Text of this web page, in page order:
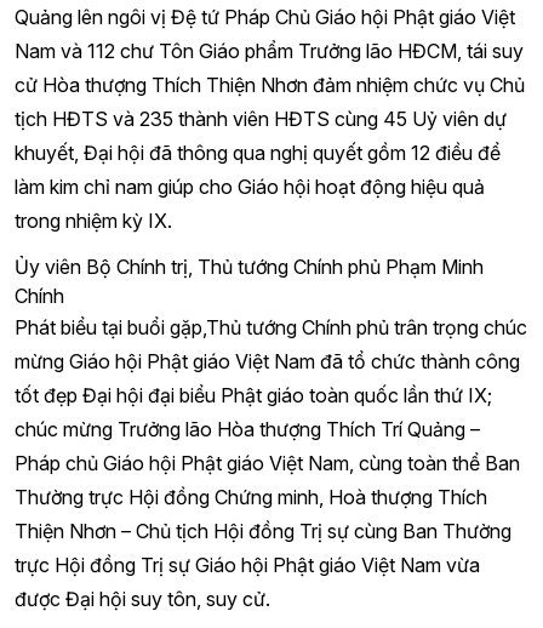
Quảng lên ngôi vị Đệ tứ Pháp Chủ Giáo hội Phật giáo Việt
Nam và 112 chư Tôn Giáo phẩm Trưởng lão HĐCM, tái suy
cử Hòa thượng Thích Thiện Nhơn đảm nhiệm chức vụ Chủ
tịch HĐTS và 235 thành viên HĐTS cùng 45 Uỷ viên dự
khuyết, Đại hội đã thông qua nghị quyết gồm 12 điều để
làm kim chỉ nam giúp cho Giáo hội hoạt động hiệu quả
trong nhiệm kỳ IX.
Ủy viên Bộ Chính trị, Thủ tướng Chính phủ Phạm Minh
Chính
Phát biểu tại buổi gặp,Thủ tướng Chính phủ trân trọng chúc
mừng Giáo hội Phật giáo Việt Nam đã tổ chức thành công
tốt đẹp Đại hội đại biểu Phật giáo toàn quốc lần thứ IX;
chúc mừng Trưởng lão Hòa thượng Thích Trí Quảng –
Pháp chủ Giáo hội Phật giáo Việt Nam, cùng toàn thể Ban
Thường trực Hội đồng Chứng minh, Hoà thượng Thích
Thiện Nhơn – Chủ tịch Hội đồng Trị sự cùng Ban Thường
trực Hội đồng Trị sự Giáo hội Phật giáo Việt Nam vừa
được Đại hội suy tôn, suy cử.